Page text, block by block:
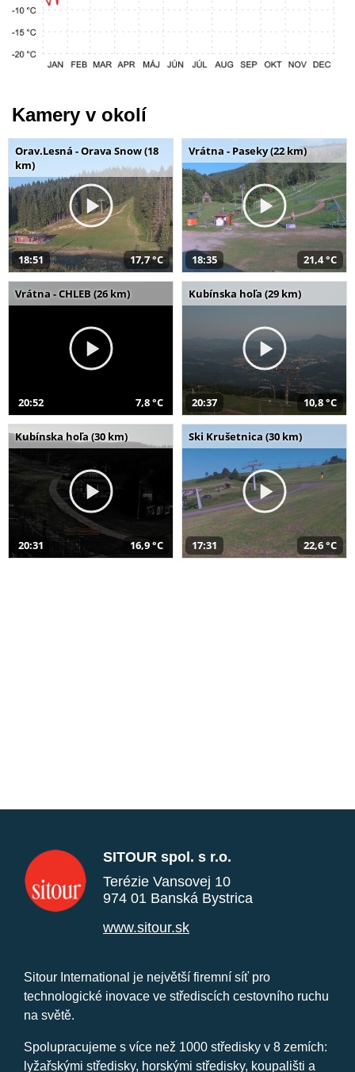
Kamery v okolí
Orav.Lesná - Orava Snow (18
km)
18:51 17,7 °C
Vrátna - Paseky (22 km)
18:35 21,4 °C
Vrátna - CHLEB (26 km)
20:52 7,8 °C
Kubínska hoľa (29 km)
20:37 10,8 °C
Kubínska hoľa (30 km)
20:31 16,9 °C
Ski Krušetnica (30 km)
17:31 22,6 °C
SITOUR spol. s r.o.
Terézie Vansovej 10
974 01 Banská Bystrica
www.sitour.sk
Sitour International je největší firemní síť pro
technologické inovace ve střediscích cestovního ruchu
na světě.
Spolupracujeme s více než 1000 středisky v 8 zemích:
lyžařskými středisky, horskými středisky, koupališti a